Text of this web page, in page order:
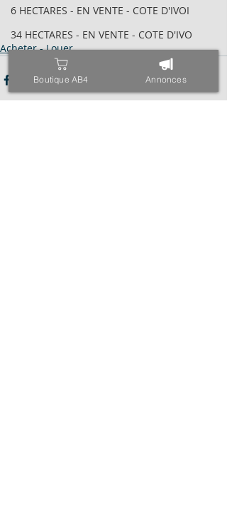
6 HECTARES - EN VENTE - COTE D'IVOI
34 HECTARES - EN VENTE - COTE D'IVO
1843M² AVEC CPF - EN VENTE - COTE D
4000 M² AVEC ACD - EN VENTE - COTE
Acheter - Louer
Boutique AB4 Annonces